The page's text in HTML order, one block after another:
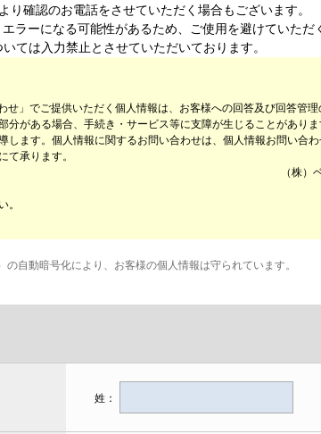
確認のお電話をさせていただく場合もございます。
ラーになる可能性があるため、ご使用を避けていただ
ては入力禁止とさせていただいております。
せ」でご提供いただく個人情報は、お客様への回答及び回答管理
分がある場合、手続き・サービス等に支障が生じることがあり
します。個人情報に関するお問い合わせは、個人情報お問い合
て承ります。
（株
。
自動暗号化により、お客様の個人情報は守られています。
姓：